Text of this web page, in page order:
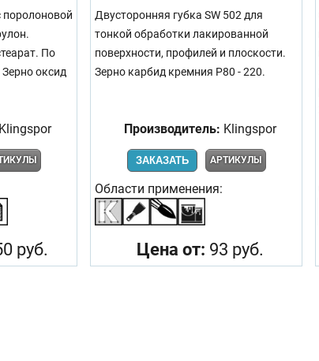
По
оксид
Klingspor
руб.
Двусторонняя губка SW 502 для
тонкой обработки лакированной
поверхности, профилей и плоскости.
Зерно карбид кремния Р80 - 220.
Производитель: Klingspor
ЗАКАЗАТЬ АРТИКУЛЫ
Области применения:
Цена от: 93 руб.